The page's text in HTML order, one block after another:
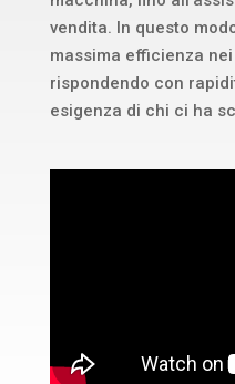
vendita. In questo
massima efficienza
rispondendo con
esigenza di chi ci ha